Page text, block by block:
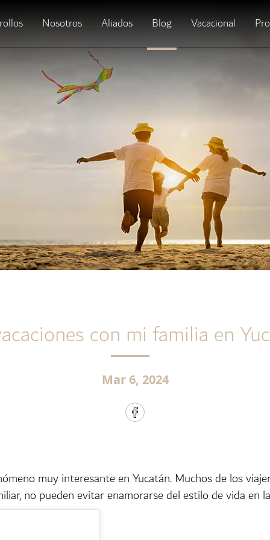
Nosotros Aliados Blog Vacacional
con mi familia en
Mar 6, 2024
muy interesante en Yucatán. Muchos de los
no pueden evitar enamorarse del estilo de vida en